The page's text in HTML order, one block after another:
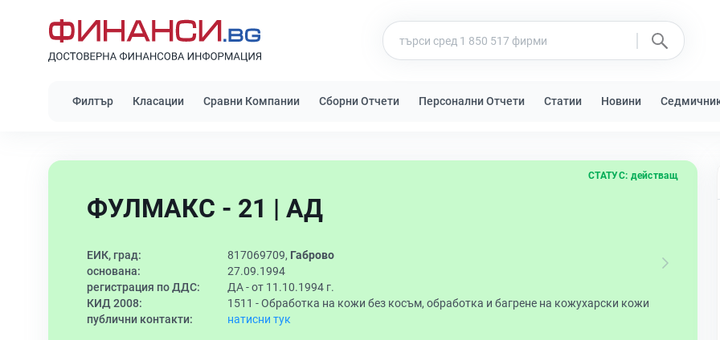
Филтър Класации Сравни Компании Сборни Отчети Персонални Отчети Статии Новини
ФУЛМАКС - 21 | АД
СТАТУС: действащ
ЕИК, град: 817069709, Габрово
основана:
27.09.1994
регистрация по ДДС:
ДА - от 11.10.1994 г.
КИД 2008:
1511 -Обработка на кожи без косъм, обработка и багрене на кожухарски кожи
публични контакти:
натисни тук